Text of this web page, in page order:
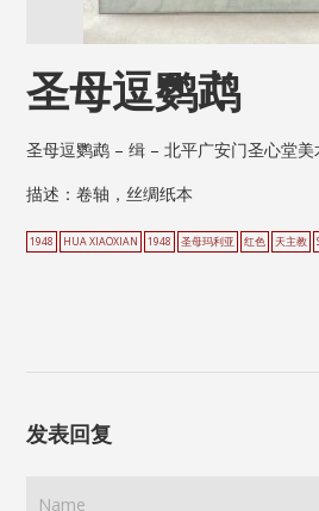
圣母逗鹦鹉
圣母逗鹦鹉 – 缉 – 北平广安门圣心堂
描述：卷轴，丝绸纸本
1948 HUA XIAOXIAN 1948 圣母玛利亚 红色 天主教
发表回复